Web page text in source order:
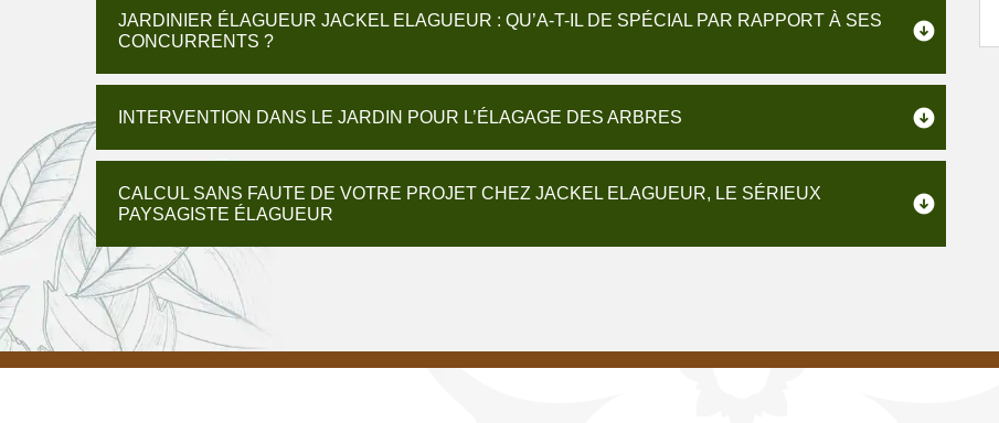
JARDINIER ÉLAGUEUR JACKEL ELAGUEUR : QU’A-T-IL DE SPÉCIAL PAR RAPPORT À SES
CONCURRENTS ?
INTERVENTION DANS LE JARDIN POUR L’ÉLAGAGE DES ARBRES
CALCUL SANS FAUTE DE VOTRE PROJET CHEZ JACKEL ELAGUEUR, LE SÉRIEUX
PAYSAGISTE ÉLAGUEUR